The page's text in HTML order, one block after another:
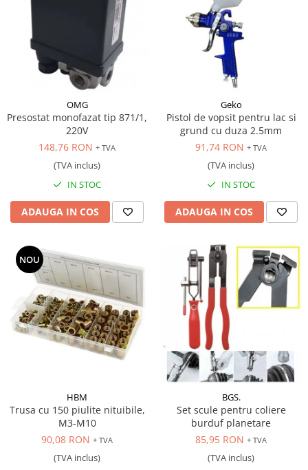
OMG
Presostat monofazat tip 871/1,
220V
148,76 RON + TVA
(TVA inclus)
IN STOC
ADAUGA IN COS
Geko
Pistol de vopsit pentru lac si
grund cu duza 2.5mm
91,74 RON + TVA
(TVA inclus)
IN STOC
ADAUGA IN COS
NOU
HBM
Trusa cu 150 piulite nituibile,
M3-M10
90,08 RON + TVA
(TVA inclus)
BGS.
Set scule pentru coliere
burduf planetare
85,95 RON + TVA
(TVA inclus)